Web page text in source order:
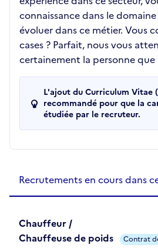
connaissance dans le
évoluer dans ce métier. Vous
cases ? Parfait, nous vous
certainement la personne
L'ajout du Curriculum Vitae
recommandé pour que la
étudiée par le recruteur.
Recrutements en cours dans
Chauffeur /
Chauffeuse de poids
Contrat